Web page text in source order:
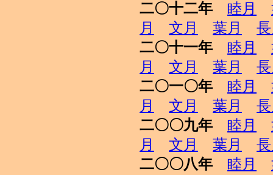
二〇十二年
睦月
月
文月 葉月
二〇十一年
睦月
月
文月 葉月
二〇一〇年
睦月
月
文月 葉月
二〇〇九年
睦月
月
文月 葉月
二〇〇八年
睦月